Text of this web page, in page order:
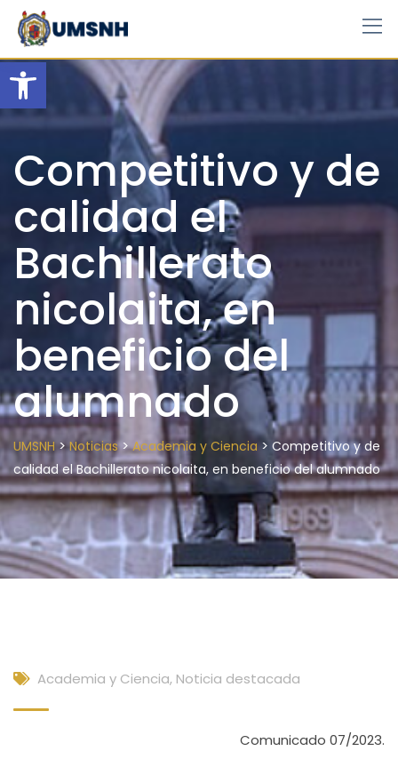
Open toolbar
Skip
content
Competitivo y de
calidad el
Bachillerato
nicolaita, en
beneficio del
alumnado
UMSNH>Noticias>Academia y Ciencia > Competitivo y de
calidad el Bachillerato nicolaita, en beneficio del alumnado
Academia y Ciencia, Noticia destacada
Comunicado 07/2023.